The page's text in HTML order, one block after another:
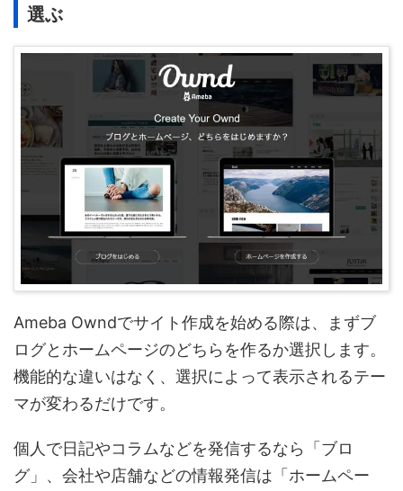
選ぶ
Ameba Owndでサイト作成を始める際は、まずブ
ログとホームページのどちらを作るか選択します。
機能的な違いはなく、選択によって表示されるテー
マが変わるだけです。
個人で日記やコラムなどを発信するなら「ブロ
グ」、会社や店舗などの情報発信は「ホームペー